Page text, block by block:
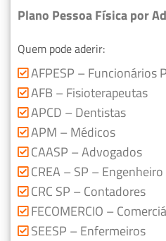
Plano Pessoa Física por
Quem pode aderir:
AFPESP – Funcionários
AFB – Fisioterapeutas
APCD – Dentistas
APM – Médicos
CAASP – Advogados
CREA – SP –
CRC SP – Contadores
FECOMERCIO –
SEESP – Enfermeiros